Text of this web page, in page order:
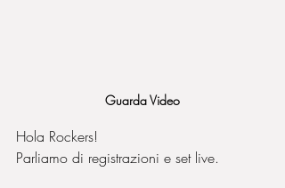
Guarda Video
Hola Rockers!
Parliamo di registrazioni e set live.